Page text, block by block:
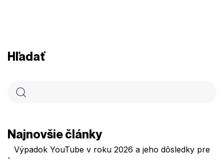
Hľadať
Najnovšie články
Výpadok YouTube v roku 2026 a jeho dôsledky pre